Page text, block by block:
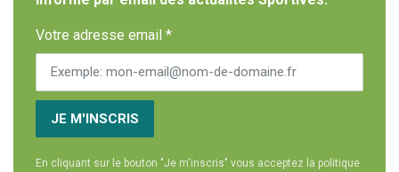
Votre adresse email *
JE M'INSCRIS
En cliquant sur le bouton "Je m'inscris" vous acceptez la politique